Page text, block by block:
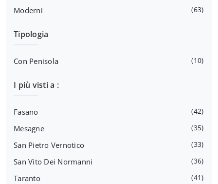
Moderni 63
Tipologia
Con Penisola 10
I più visti a :
Fasano 42
Mesagne 35
San Pietro Vernotico 33
San Vito Dei Normanni 36
Taranto 41